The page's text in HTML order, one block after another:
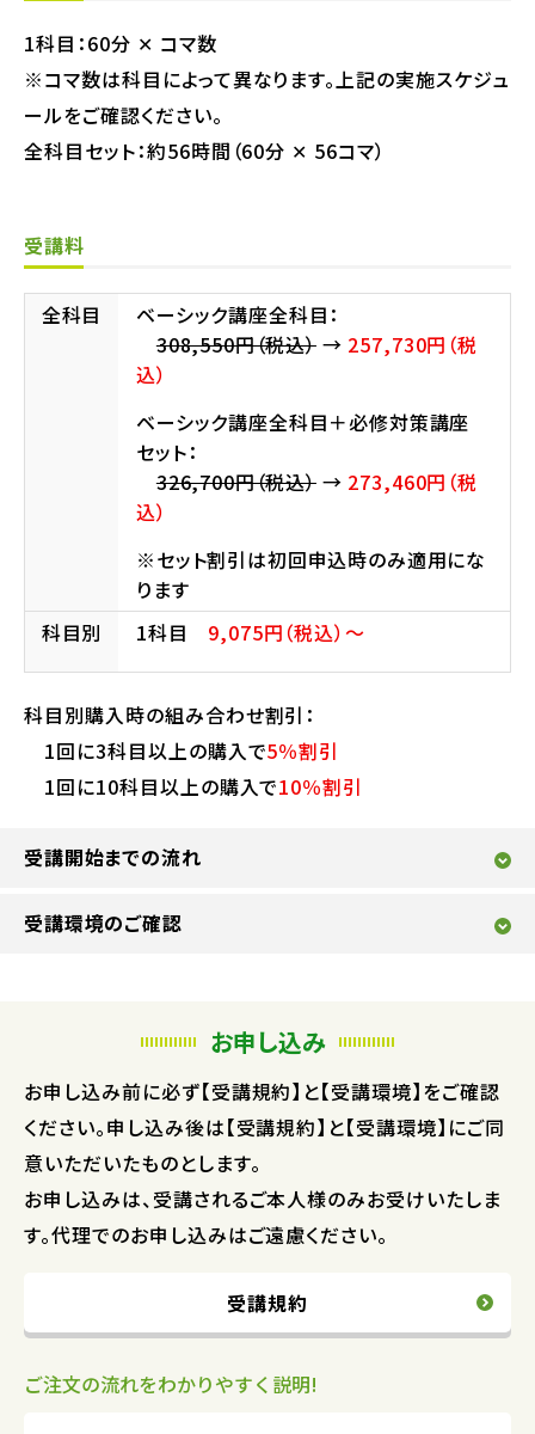
1科目：60分 ✕ コマ数
※コマ数は科目によって異なります。上記の実施スケジュ
ールをご確認ください。
全科目セット：約56時間（60分 ✕ 56コマ）
受講料
全科目
ベーシック講座全科目：
308,550円（税込）→ 257,730円（税
込）
ベーシック講座全科目＋必修対策講座
セット：
326,700円（税込）→ 273,460円（税
込）
※セット割引は初回申込時のみ適用にな
ります
科目別
1科目 9,075円（税込）〜
科目別購入時の組み合わせ割引：
1回に3科目以上の購入で5％割引
1回に10科目以上の購入で10％割引
受講開始までの流れ
受講環境のご確認
お申し込み
お申し込み前に必ず【受講規約】と【受講環境】をご確認
ください。申し込み後は【受講規約】と【受講環境】にご同
意いただいたものとします。
お申し込みは、受講されるご本人様のみお受けいたしま
す。代理でのお申し込みはご遠慮ください。
受講規約
ご注文の流れをわかりやすく説明!